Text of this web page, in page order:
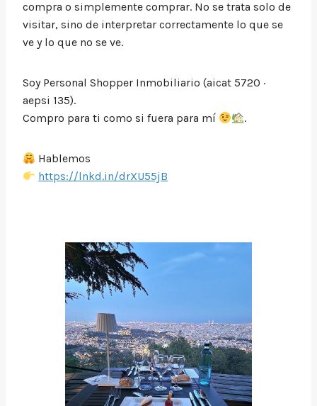
compra o simplemente comprar. No se trata solo de
visitar, sino de interpretar correctamente lo que se
ve y lo que no se ve.
Soy Personal Shopper Inmobiliario (aicat 5720 ·
aepsi 135).
Compro para ti como si fuera para mí
.
Hablemos
https://lnkd.in/drXU55jB